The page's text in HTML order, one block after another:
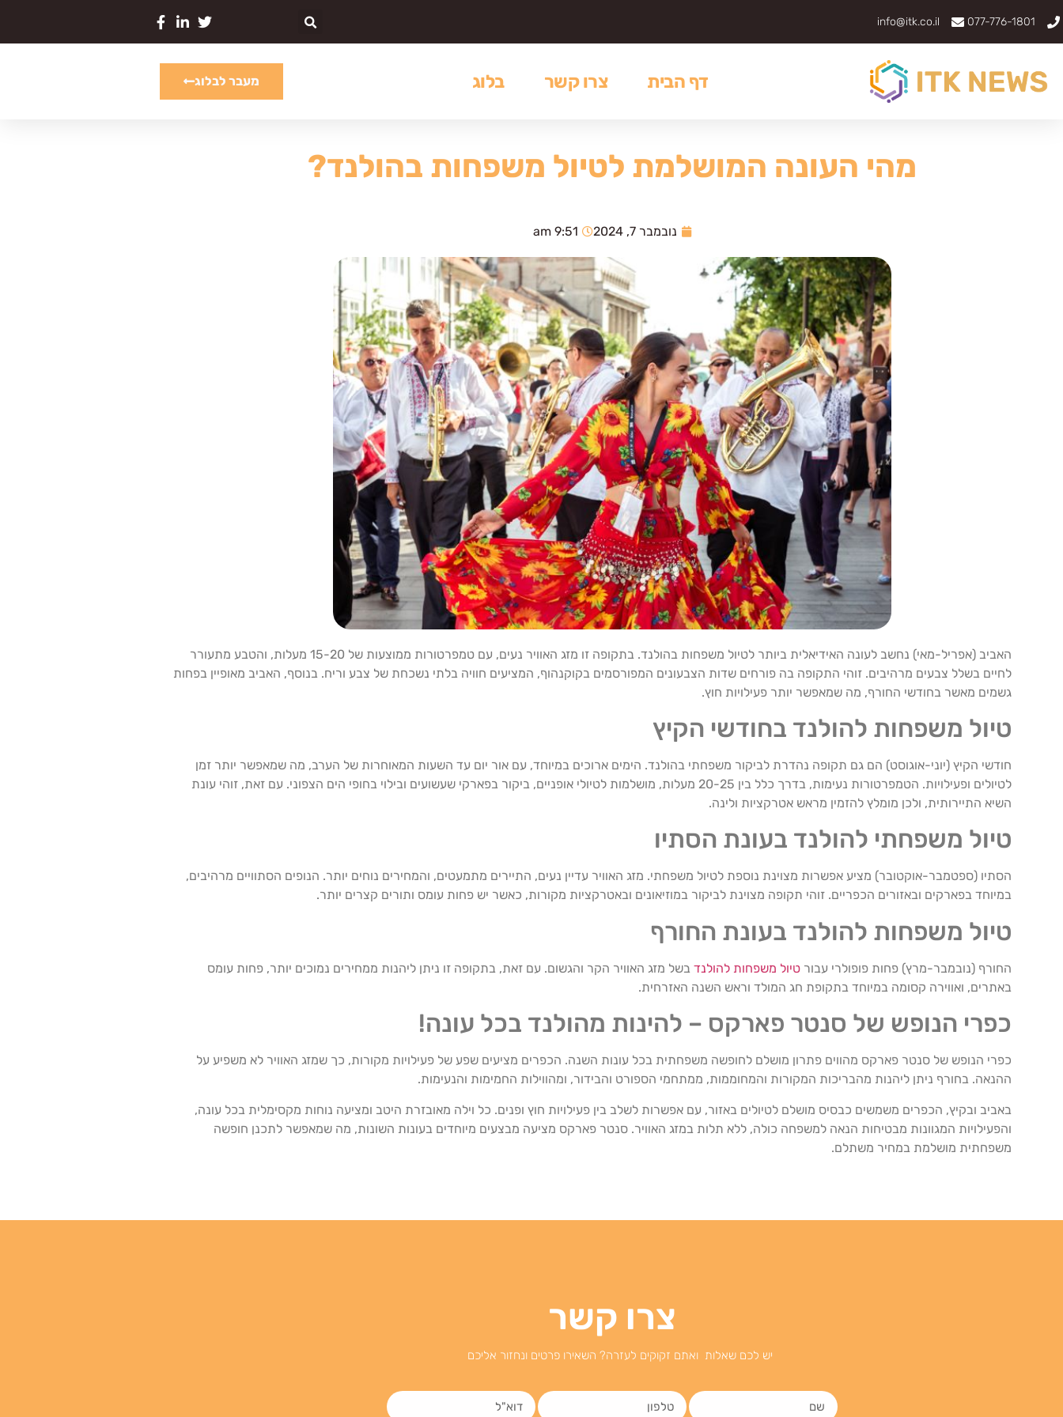
077-776-1801
info@itk.co.il
דף הבית צרו קשר בלוג מעבר לבלוג
מהי העונה המושלמת לטיול משפחות בהולנד?
נובמבר 7, 2024 9:51 am
האביב (אפריל-מאי) נחשב לעונה האידיאלית ביותר לטיול משפחות בהולנד. בתקופה זו מזג האוויר נעים, עם טמפרטורות ממוצעות של 15-20 מעלות, והטבע מתעורר
לחיים בשלל צבעים מרהיבים. זוהי התקופה בה פורחים שדות הצבעונים המפורסמים בקוקנהוף, המציעים חוויה בלתי נשכחת של צבע וריח. בנוסף, האביב מאופיין בפחות
גשמים מאשר בחודשי החורף, מה שמאפשר יותר פעילויות חוץ.
טיול משפחות להולנד בחודשי הקיץ
חודשי הקיץ (יוני-אוגוסט) הם גם תקופה נהדרת לביקור משפחתי בהולנד. הימים ארוכים במיוחד, עם אור יום עד השעות המאוחרות של הערב, מה שמאפשר יותר זמן
לטיולים ופעילויות. הטמפרטורות נעימות, בדרך כלל בין 20-25 מעלות, מושלמות לטיולי אופניים, ביקור בפארקי שעשועים ובילוי בחופי הים הצפוני. עם זאת, זוהי עונת
השיא התיירותית, ולכן מומלץ להזמין מראש אטרקציות ולינה.
טיול משפחתי להולנד בעונת הסתיו
הסתיו (ספטמבר-אוקטובר) מציע אפשרות מצוינת נוספת לטיול משפחתי. מזג האוויר עדיין נעים, התיירים מתמעטים, והמחירים נוחים יותר. הנופים הסתוויים מרהיבים,
במיוחד בפארקים ובאזורים הכפריים. זוהי תקופה מצוינת לביקור במוזיאונים ובאטרקציות מקורות, כאשר יש פחות עומס ותורים קצרים יותר.
טיול משפחות להולנד בעונת החורף
החורף (נובמבר-מרץ) פחות פופולרי עבור טיול משפחות להולנד בשל מזג האוויר הקר והגשום. עם זאת, בתקופה זו ניתן ליהנות ממחירים נמוכים יותר, פחות עומס
באתרים, ואווירה קסומה במיוחד בתקופת חג המולד וראש השנה האזרחית.
כפרי הנופש של סנטר פארקס – להינות מהולנד בכל עונה!
כפרי הנופש של סנטר פארקס מהווים פתרון מושלם לחופשה משפחתית בכל עונות השנה. הכפרים מציעים שפע של פעילויות מקורות, כך שמזג האוויר לא משפיע על
ההנאה. בחורף ניתן ליהנות מהבריכות המקורות והמחוממות, ממתחמי הספורט והבידור, ומהווילות החמימות והנעימות.
באביב ובקיץ, הכפרים משמשים כבסיס מושלם לטיולים באזור, עם אפשרות לשלב בין פעילויות חוץ ופנים. כל וילה מאובזרת היטב ומציעה נוחות מקסימלית בכל עונה,
והפעילויות המגוונות מבטיחות הנאה למשפחה כולה, ללא תלות במזג האוויר. סנטר פארקס מציעה מבצעים מיוחדים בעונות השונות, מה שמאפשר לתכנן חופשה
משפחתית מושלמת במחיר משתלם.
צרו קשר
יש לכם שאלות ואתם זקוקים לעזרה? השאירו פרטים ונחזור אליכם